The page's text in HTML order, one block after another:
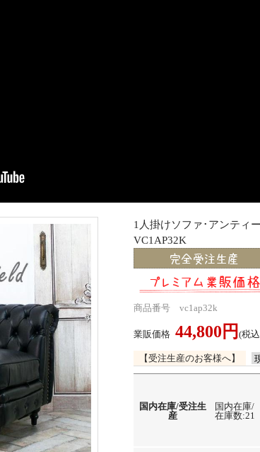
1人掛けソファ･アンティ
VC1AP32K
商品番号 vc1ap32k
業販価格 44,800円 (税
【受注生産のお客様へ】
国内在庫/受注生
産
国内在庫/
在庫数:21